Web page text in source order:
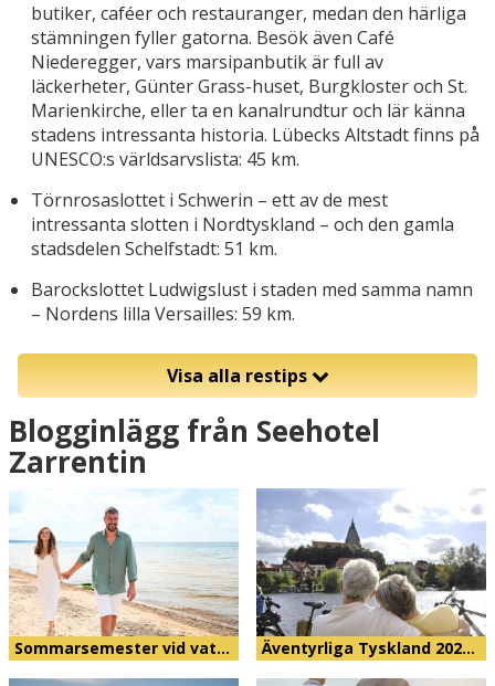
butiker, caféer och restauranger, medan den härliga
stämningen fyller gatorna. Besök även Café
Niederegger, vars marsipanbutik är full av
läckerheter, Günter Grass-huset, Burgkloster och St.
Marienkirche, eller ta en kanalrundtur och lär känna
stadens intressanta historia. Lübecks Altstadt finns på
UNESCO:s världsarvslista: 45 km.
Törnrosaslottet i Schwerin – ett av de mest
intressanta slotten i Nordtyskland – och den gamla
stadsdelen Schelfstadt: 51 km.
Barockslottet Ludwigslust i staden med samma namn
– Nordens lilla Versailles: 59 km.
Visa alla restips
Blogginlägg från Seehotel
Zarrentin
Sommarsemester vid vat… Äventyrliga Tyskland 202…